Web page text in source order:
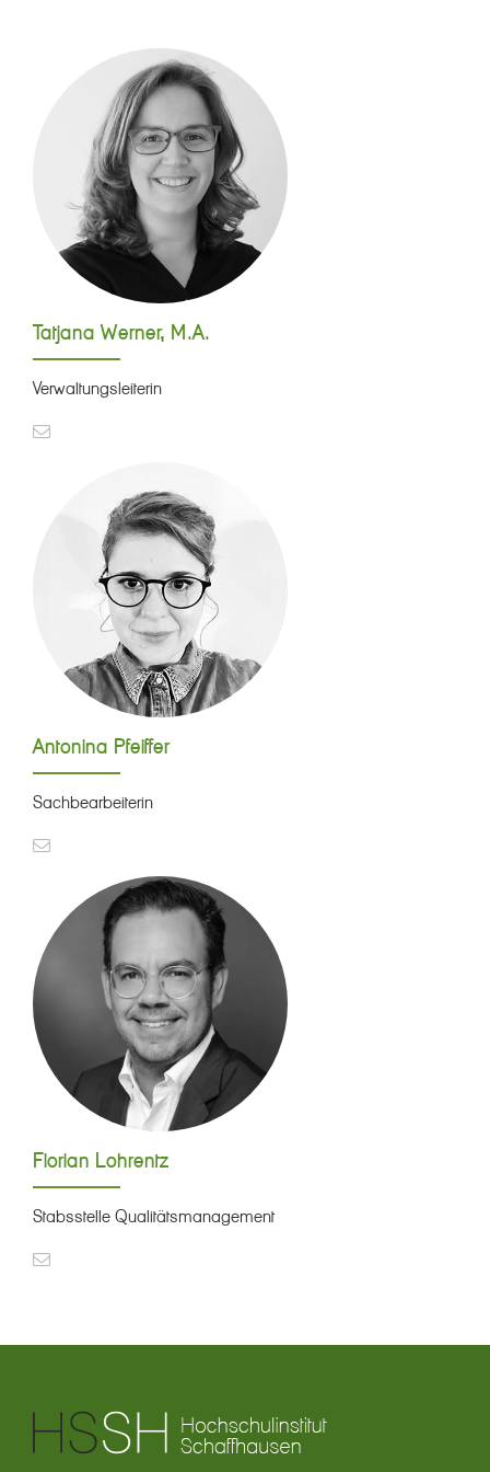
Tatjana Werner, M.A.
Verwaltungsleiterin
Antonina Pfeiffer
Sachbearbeiterin
Florian Lohrentz
Stabsstelle Qualitätsmanagement